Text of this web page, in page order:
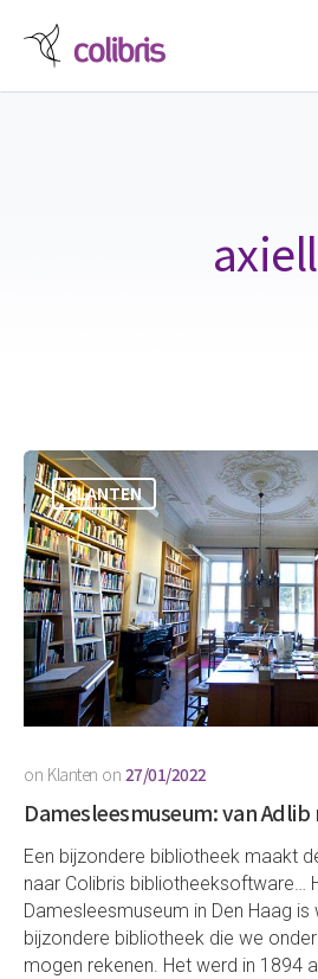
axiell
KLANTEN
on Klanten on 27/01/2022
Damesleesmuseum: van Adlib
Een bijzondere bibliotheek maakt
naar Colibris bibliotheeksoftware…
Damesleesmuseum in Den Haag
bijzondere bibliotheek die we
mogen rekenen. Het werd in 1894